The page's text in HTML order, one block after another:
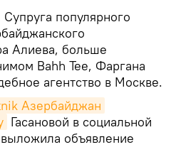
Супруга популярного
Алиева, больше
Bahh Tee, Фаргана
агентство в Москве.
Азербайджан
Гасановой в социальной
объявление